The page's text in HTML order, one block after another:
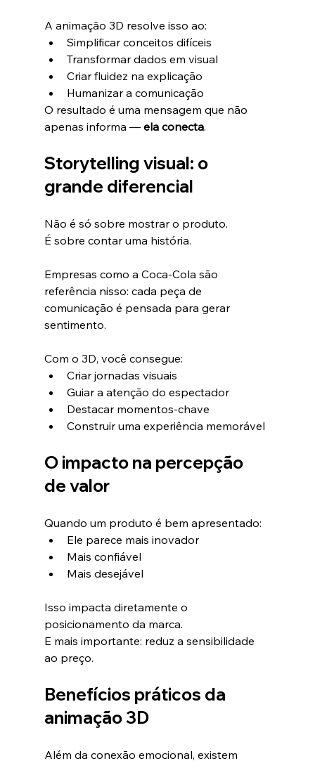
A animação 3D resolve isso ao:
Simplificar conceitos difíceis
Transformar dados em visual
Criar fluidez na explicação
Humanizar a comunicação
O resultado é uma mensagem que não
apenas informa — ela conecta.
Storytelling visual: o
grande diferencial
Não é só sobre mostrar o produto.
É sobre contar uma história.
Empresas como a Coca-Cola são
referência nisso: cada peça de
comunicação é pensada para gerar
sentimento.
Com o 3D, você consegue:
Criar jornadas visuais
Guiar a atenção do espectador
Destacar momentos-chave
Construir uma experiência memorável
O impacto na percepção
de valor
Quando um produto é bem apresentado:
Ele parece mais inovador
Mais confiável
Mais desejável
Isso impacta diretamente o
posicionamento da marca.
E mais importante: reduz a sensibilidade
ao preço.
Benefícios práticos da
animação 3D
Além da conexão emocional, existem